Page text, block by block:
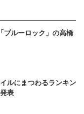
ブルーロック」の高橋
ルにまつわるランキン
表